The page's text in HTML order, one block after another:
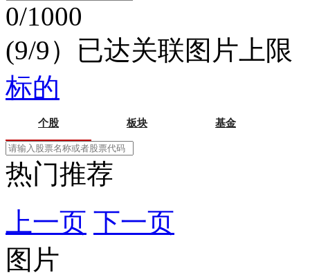
0/1000
(9/9）已达关联图片上限
标的
个股 板块 基金
热门推荐
上一页 下一页
图片